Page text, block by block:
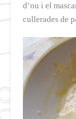
d’ou i el
cullerades de